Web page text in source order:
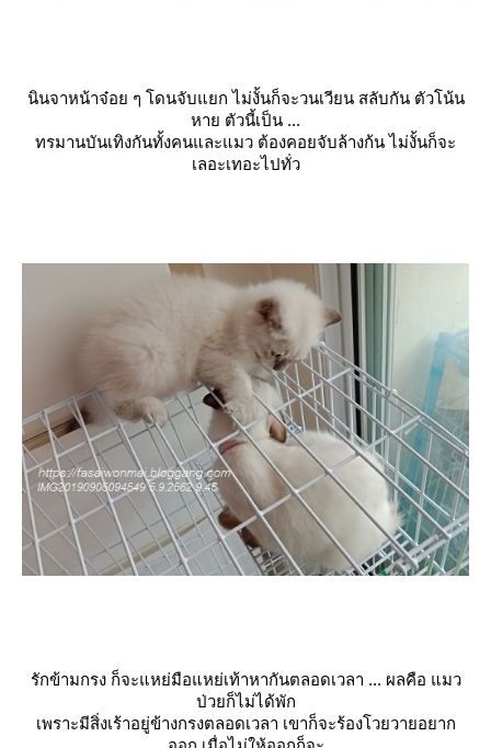
นินจาหน้าจ๋อย ๆ โดนจับแยก ไม่งั้นก็จะวนเวียน สลับกัน ตัวโน้น
หาย ตัวนี้เป็น ...
ทรมานบันเทิงกันทั้งคนและแมว ต้องคอยจับล้างก้น ไม่งั้นก็จะ
เลอะเทอะไปทั่ว
รักข้ามกรง ก็จะแหย่มือแหย่เท้าหากันตลอดเวลา ... ผลคือ แมว
ป่วยก็ไม่ได้พัก
เพราะมีสิ่งเร้าอยู่ข้างกรงตลอดเวลา เขาก็จะร้องโวยวายอยาก